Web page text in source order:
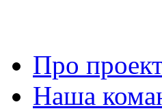
Про
Наша